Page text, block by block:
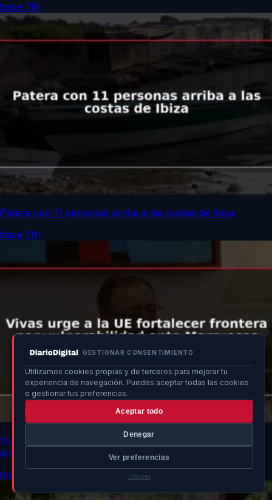
GESTIONAR CONSENTIMIENTO
Utilizamos cookies propias y de terceros para mejorar tu
experiencia de navegación. Puedes aceptar todas las cookies
o gestionar tus preferencias.
Aceptar todo
Denegar
Ver preferencias
Cookies
hace 11h
Patera con 11 personas arriba a las costas de Ibiza
hace 11h
Vivas urge a la UE fortalecer frontera por vulnerabilidad
ante Marruecos
hace 11h